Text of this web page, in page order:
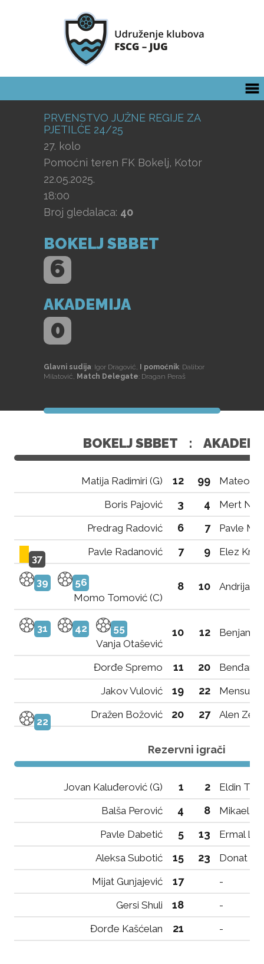
PRVENSTVO JUŽNE REGIJE ZA
PJETILĆE 24/25
27. kolo
Pomoćni teren FK Bokelj, Kotor
22.05.2025.
18:00
Broj gledalaca: 40
BOKELJ SBBET
6
AKADEMIJA
0
Glavni sudija: Igor Dragović, I pomoćnik: Dalibor
Milatović, Match Delegate: Dragan Peraš
BOKELJ SBBET :
Matija Radimiri (G) 12 99
Mateo
Boris Pajović
3 4
Mert
Predrag Radović
6 7 Pavle
37
Pavle Radanović 7 9 Elez
39
56
Momo Tomović (C)
8 10 Andrija
31 42
55
Vanja Otašević
10 12
Đorđe Spremo 11 20
Jakov Vulović
19 22 Mensur
22
Dražen Božović 20 27 Alen
Rezervni igrači
Jovan Kaluđerović (G) 1 2
Eldin
Balša Perović
4 8
Mikael
Pavle Dabetić
5 13
Ermal
Aleksa Subotić
15 23
Donat
Mijat Gunjajević
17
-
Gersi Shuli
18
-
Đorđe Kašćelan
21 -